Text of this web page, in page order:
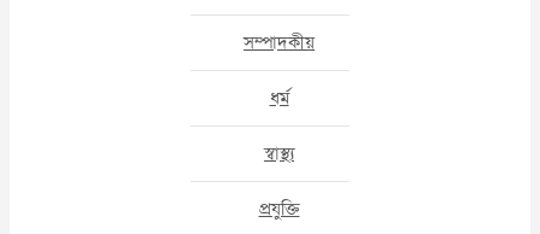
সম্পাদকীয়
ধর্ম
স্বাস্থ্য
প্রযুক্তি